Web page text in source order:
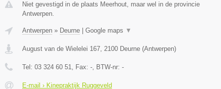
Niet gevestigd in de plaats Meerhout, maar wel in de provincie
Antwerpen.
Antwerpen » Deurne Google maps ▼
August van de Wielelei 167, 2100 Deurne (Antwerpen)
Tel: 03 324 60 51, Fax: -, BTW-nr: -
E-mail › Kinepraktijk Ruggeveld